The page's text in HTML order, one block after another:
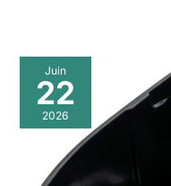
Juin
22
2026